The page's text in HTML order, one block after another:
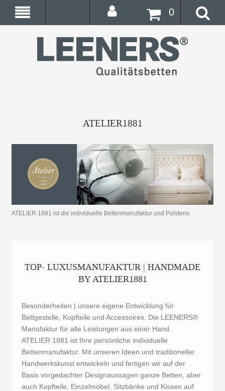
0
ATELIER1881
ATELIER 1881 ist die individuelle Bettenmanufaktur und Polsterei
TOP- LUXUSMANUFAKTUR | HANDMADE
BY ATELIER1881
Besonderheiten | unsere eigene Entwicklung für
Bettgestelle, Kopfteile und Accessoires. Die LEENERS®
Manufaktur für alle Leistungen aus einer Hand.
ATELIER 1881 ist Ihre persönliche individuelle
Bettenmanufaktur. Mit unseren Ideen und traditioneller
Handwerkskunst entwickeln und fertigen wir auf der
Basis vorgedachter Designaussagen ganze Betten, aber
auch Kopfteile, Einzelmöbel, Sitzbänke und Kissen auf